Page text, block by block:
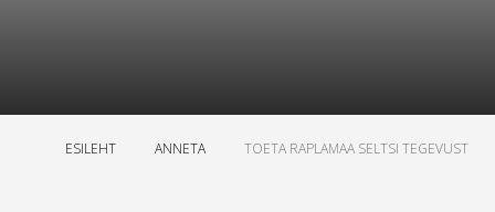
ESILEHT ANNETA TOETA RAPLAMAA SELTSI TEGEVUST